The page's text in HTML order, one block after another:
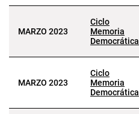
MARZO 2023
Ciclo
Memoria
Democrática
MARZO 2023
Ciclo
Memoria
Democrática